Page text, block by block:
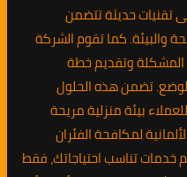
تقنيات حديثة تتضمن
والبيئة. كما تقوم الشركة
المشكلة وتقديم خطة
تضمن هذه الحلول
بيئة منزلية مريحة
لمكافحة الفئران
تناسب احتياجاتك، فقط